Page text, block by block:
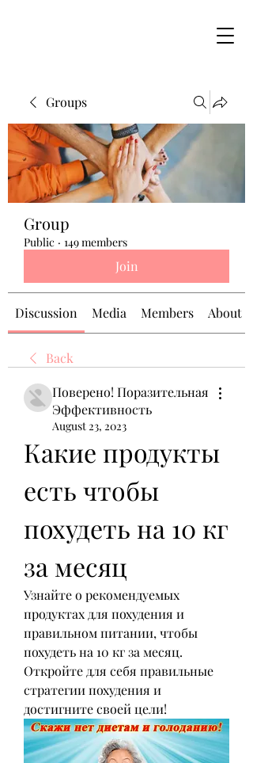
Groups
Group
Public · 149 members
Join
Discussion Media Members About
Back
Поверено! Поразительная
Эффективность
August 23, 2023
Какие продукты
есть чтобы
похудеть на 10 кг
за месяц
Узнайте о рекомендуемых
продуктах для похудения и
правильном питании, чтобы
похудеть на 10 кг за месяц.
Откройте для себя правильные
стратегии похудения и
достигните своей цели!